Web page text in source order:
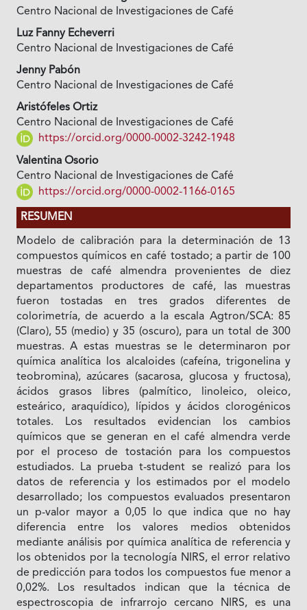
Centro Nacional de Investigaciones de Café
Luz Fanny Echeverri
Centro Nacional de Investigaciones de Café
Jenny Pabón
Centro Nacional de Investigaciones de Café
Aristófeles Ortiz
Centro Nacional de Investigaciones de Café
https://orcid.org/0000-0002-3242-1948
Valentina Osorio
Centro Nacional de Investigaciones de Café
https://orcid.org/0000-0002-1166-0165
RESUMEN
Modelo de calibración para la determinación de 13
compuestos químicos en café tostado; a partir de 100
muestras de café almendra provenientes de diez
departamentos productores de café, las muestras
fueron tostadas en tres grados diferentes de
colorimetría, de acuerdo a la escala Agtron/SCA: 85
(Claro), 55 (medio) y 35 (oscuro), para un total de 300
muestras. A estas muestras se le determinaron por
química analítica los alcaloides (cafeína, trigonelina y
teobromina), azúcares (sacarosa, glucosa y fructosa),
ácidos grasos libres (palmítico, linoleico, oleico,
esteárico, araquídico), lípidos y ácidos clorogénicos
totales. Los resultados evidencian los cambios
químicos que se generan en el café almendra verde
por el proceso de tostación para los compuestos
estudiados. La prueba t-student se realizó para los
datos de referencia y los estimados por el modelo
desarrollado; los compuestos evaluados presentaron
un p-valor mayor a 0,05 lo que indica que no hay
diferencia entre los valores medios obtenidos
mediante análisis por química analítica de referencia y
los obtenidos por la tecnología NIRS, el error relativo
de predicción para todos los compuestos fue menor a
0,02%. Los resultados indican que la técnica de
espectroscopia de infrarrojo cercano NIRS, es una